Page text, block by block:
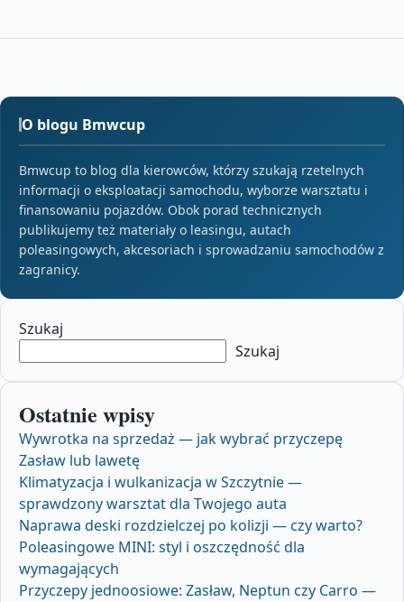
O blogu Bmwcup
Bmwcup to blog dla kierowców, którzy szukają rzetelnych
informacji o eksploatacji samochodu, wyborze warsztatu i
finansowaniu pojazdów. Obok porad technicznych
publikujemy też materiały o leasingu, autach
poleasingowych, akcesoriach i sprowadzaniu samochodów z
zagranicy.
Szukaj
Szukaj
Ostatnie wpisy
Wywrotka na sprzedaż — jak wybrać przyczepę
Zasław lub lawetę
Klimatyzacja i wulkanizacja w Szczytnie —
sprawdzony warsztat dla Twojego auta
Naprawa deski rozdzielczej po kolizji — czy warto?
Poleasingowe MINI: styl i oszczędność dla
wymagających
Przyczepy jednoosiowe: Zasław, Neptun czy Carro —